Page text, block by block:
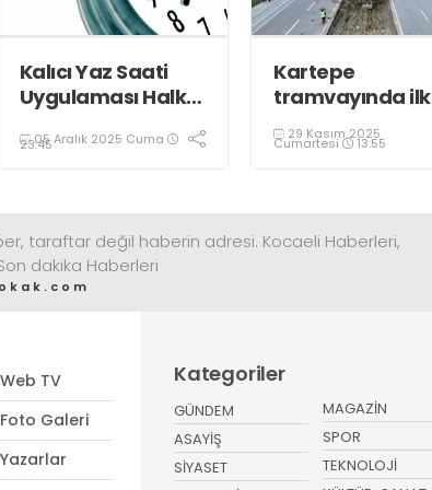
Kalıcı Yaz Saati
Uygulaması Halkın
Ediyor!
05 Aralık 2025 Cuma
23:45
Kartepe
tramvayında ilk
kepçe vuruldu
29 Kasım 2025
Cumartesi 13:55
taraftar değil haberin adresi. Kocaeli Haberleri,
dakika Haberleri
Web TV
Foto Galeri
Yazarlar
Kategoriler
GÜNDEM
ASAYİŞ
SİYASET
MAGAZİN
SPOR
TEKNOLOJİ